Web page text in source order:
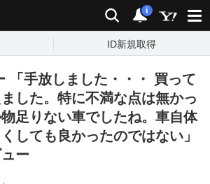
検索 通知
i
ID新規取得
「手放しました・・・ 買って
した。特に不満な点は無かっ
足りない車でしたね。車自体
しても良かったのではない」
ー